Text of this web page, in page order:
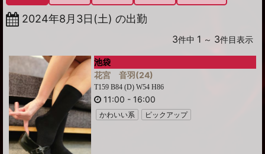
2024年8月3日(土) の出勤
3件中 1 ～ 3件目表示
池袋
花宮 音羽(24)
T159 B84 (D) W54 H86
11:00 - 16:00
かわいい系 ピックアップ